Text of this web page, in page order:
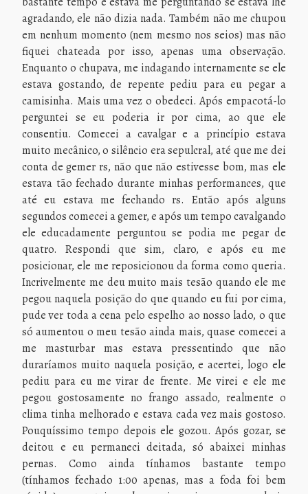
agradando, ele não dizia nada. Também não me chupou
em nenhum momento (nem mesmo nos seios) mas não
fiquei chateada por isso, apenas uma observação.
Enquanto o chupava, me indagando internamente se ele
estava gostando, de repente pediu para eu pegar a
camisinha. Mais uma vez o obedeci. Após empacotá-lo
perguntei se eu poderia ir por cima, ao que ele
consentiu. Comecei a cavalgar e a princípio estava
muito mecânico, o silêncio era sepulcral, até que me dei
conta de gemer rs, não que não estivesse bom, mas ele
estava tão fechado durante minhas performances, que
até eu estava me fechando rs. Então após alguns
segundos comecei a gemer, e após um tempo cavalgando
ele educadamente perguntou se podia me pegar de
quatro. Respondi que sim, claro, e após eu me
posicionar, ele me reposicionou da forma como queria.
Incrivelmente me deu muito mais tesão quando ele me
pegou naquela posição do que quando eu fui por cima,
pude ver toda a cena pelo espelho ao nosso lado, o que
só aumentou o meu tesão ainda mais, quase comecei a
me masturbar mas estava pressentindo que não
duraríamos muito naquela posição, e acertei, logo ele
pediu para eu me virar de frente. Me virei e ele me
pegou gostosamente no frango assado, realmente o
clima tinha melhorado e estava cada vez mais gostoso.
Pouquíssimo tempo depois ele gozou. Após gozar, se
deitou e eu permaneci deitada, só abaixei minhas
pernas. Como ainda tínhamos bastante tempo
(tínhamos fechado 1:00 apenas, mas a foda foi bem